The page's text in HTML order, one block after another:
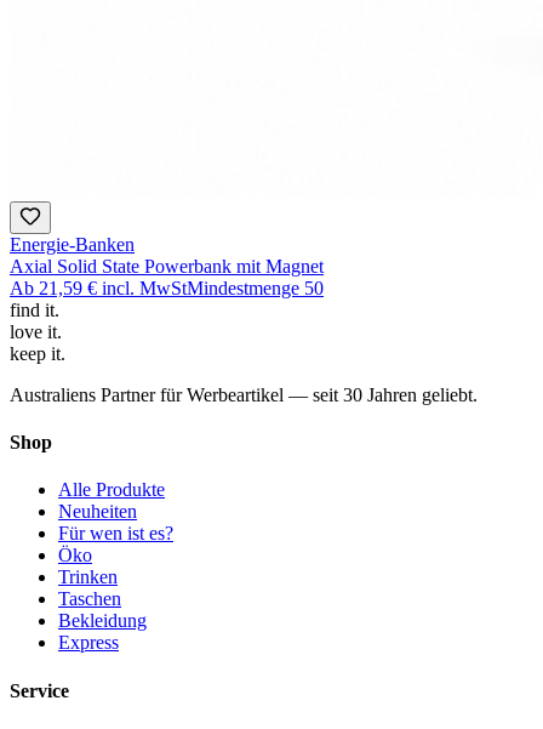
Energie-Banken
Axial Solid State Powerbank mit Magnet
Ab 21,59 € incl. MwStMindestmenge 50
find it.
love it.
keep it.
Australiens Partner für Werbeartikel — seit 30 Jahren geliebt.
Shop
Alle Produkte
Neuheiten
Für wen ist es?
Öko
Trinken
Taschen
Bekleidung
Express
Service